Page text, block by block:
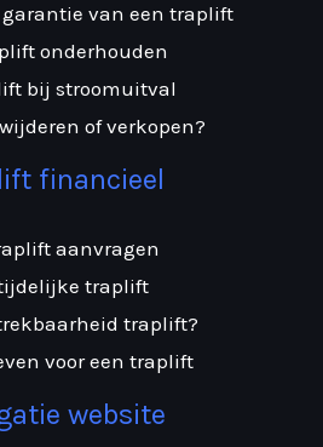
van een traplift
onderhouden
bij stroomuitval
of verkopen?
financieel
aanvragen
traplift
traplift?
voor een traplift
website